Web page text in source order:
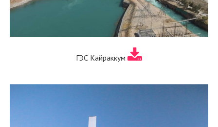
ГЭС Кайраккум